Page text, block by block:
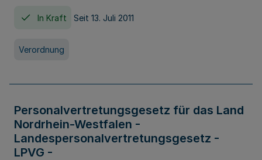
In Kraft Seit 13. Juli 2011
Verordnung
Personalvertretungsgesetz für das Land
Nordrhein-Westfalen -
Landespersonalvertretungsgesetz -
LPVG -